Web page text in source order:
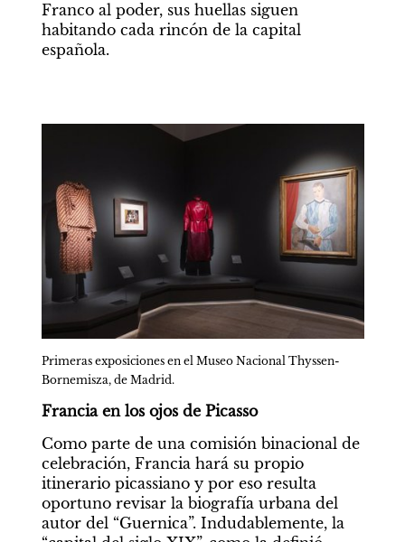
Franco al poder, sus huellas siguen
habitando cada rincón de la capital
española.
Primeras exposiciones en el Museo Nacional Thyssen-
Bornemisza, de Madrid.
Francia en los ojos de Picasso
Como parte de una comisión binacional de
celebración, Francia hará su propio
itinerario picassiano y por eso resulta
oportuno revisar la biografía urbana del
autor del “Guernica”. Indudablemente, la